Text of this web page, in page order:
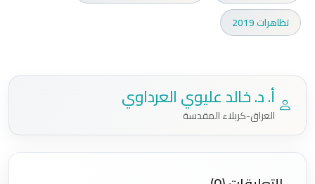
تظاهرات 2019
أ. د. خالد عليوي العرداوي
العراق-كربلاء المقدسة